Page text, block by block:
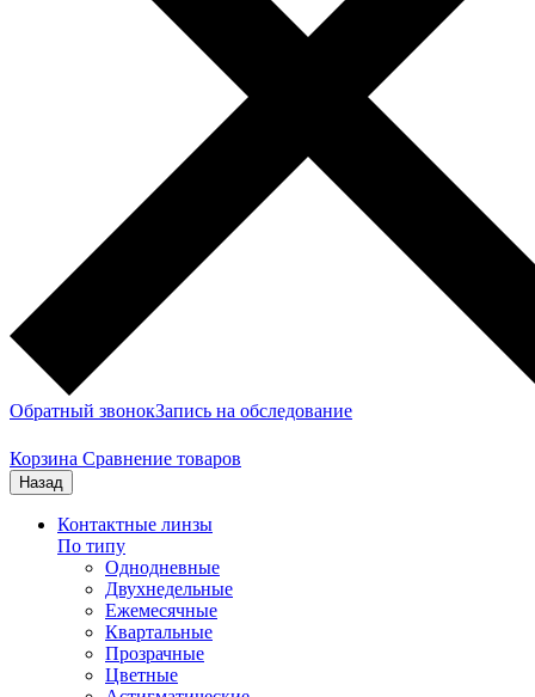
Обратный звонокЗапись на обследование
Корзина Сравнение товаров
Назад
Контактные линзы
По типу
Однодневные
Двухнедельные
Ежемесячные
Квартальные
Прозрачные
Цветные